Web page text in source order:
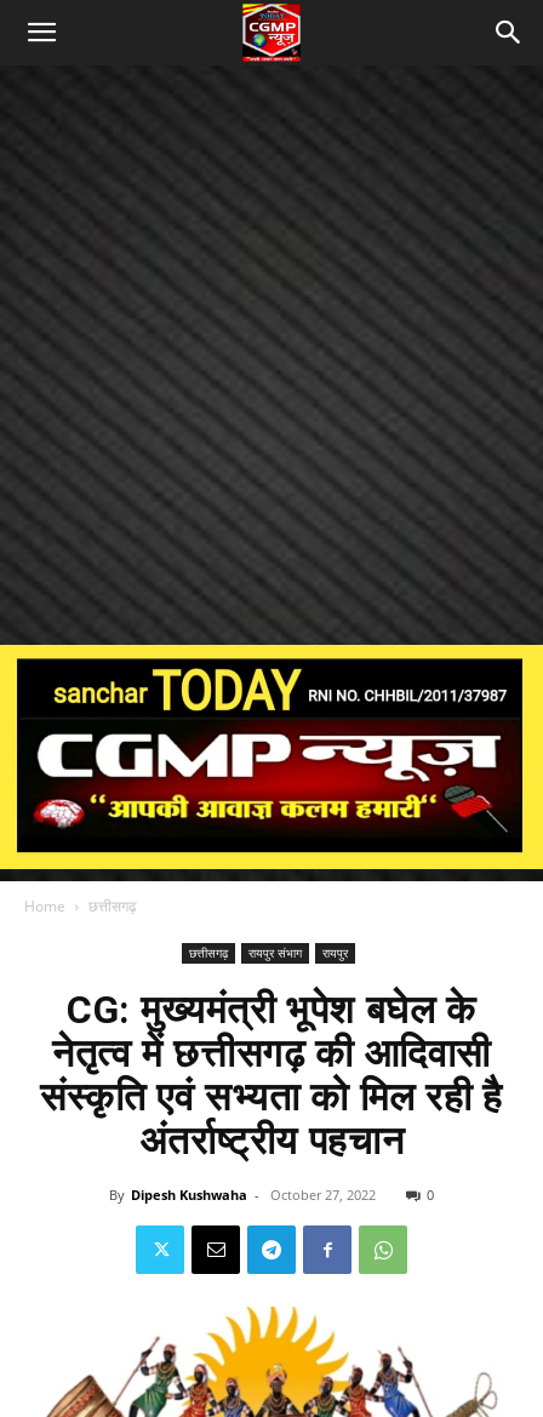
Home छत्तीसगढ़
छत्तीसगढ़ रायपुर संभाग रायपुर
CG: मुख्यमंत्री भूपेश बघेल के
नेतृत्व में छत्तीसगढ़ की आदिवासी
संस्कृति एवं सभ्यता को मिल रही है
अंतर्राष्ट्रीय पहचान
By Dipesh Kushwaha - October 27, 2022 0